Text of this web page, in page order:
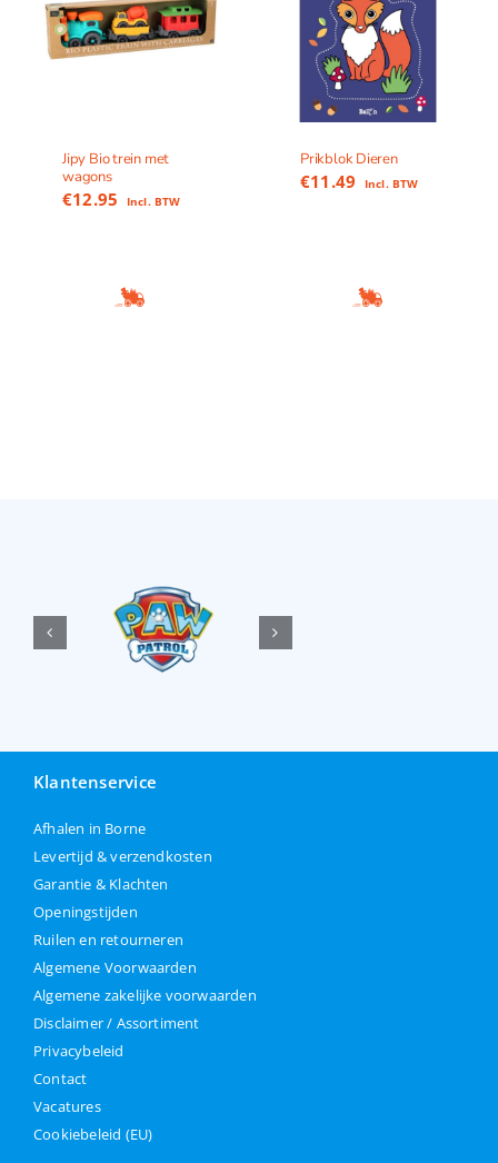
Jipy Bio trein met
wagons
€12.95 Incl. BTW
Prikblok Dieren
€11.49 Incl. BTW
Klantenservice
Afhalen in Borne
Levertijd & verzendkosten
Garantie & Klachten
Openingstijden
Ruilen en retourneren
Algemene Voorwaarden
Algemene zakelijke voorwaarden
Disclaimer / Assortiment
Privacybeleid
Contact
Vacatures
Cookiebeleid (EU)